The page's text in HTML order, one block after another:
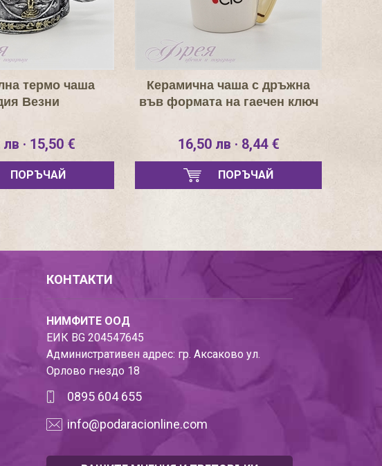
термо чаша
Везни
· 15,50 €
ПОРЪЧАЙ
Керамична чаша с дръжна
във формата на гаечен ключ
16,50 лв · 8,44 €
ПОРЪЧАЙ
КОНТАКТИ
НИМФИТЕ ООД
ЕИК BG 204547645
Административен адрес: гр. Аксаково ул.
Орлово гнездо 18
0895 604 655
info@podaracionline.com